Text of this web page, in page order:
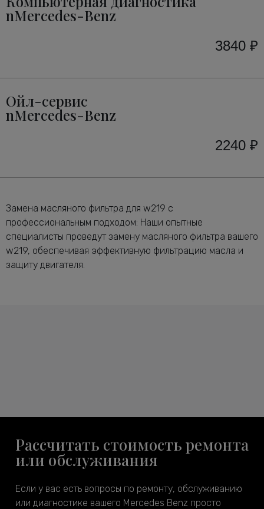
nMercedes-Benz
3840 ₽
Ойл-сервис
nMercedes-Benz
2240 ₽
Замена масляного фильтра для w219 с
профессиональным подходом: Наши опытные
специалисты проведут замену масляного фильтра вашего
w219, обеспечивая эффективную фильтрацию масла и
защиту двигателя.
Рассчитать стоимость ремонта
или обслуживания
Если у вас есть вопросы по ремонту, обслуживанию
или диагностике вашего Mercedes Benz просто